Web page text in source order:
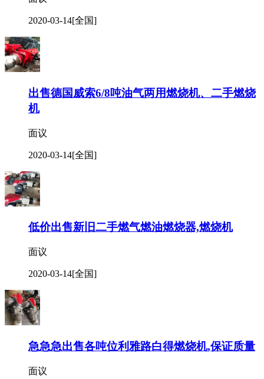
2020-03-14[全国]
出售德国威索6/8吨油气两用燃烧机、二手燃烧
机
面议
2020-03-14[全国]
低价出售新旧二手燃气燃油燃烧器,燃烧机
面议
2020-03-14[全国]
急急急出售各吨位利雅路白得燃烧机,保证质量
面议